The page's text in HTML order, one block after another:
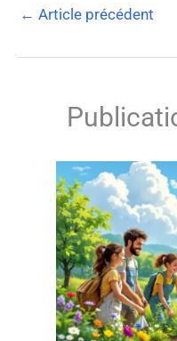
← Article précédent